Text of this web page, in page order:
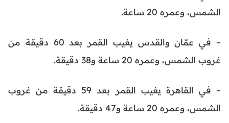
الشمس، وعمره 20 ساعة.
– في عمّان والقدس يغيب القمر بعد 60 دقيقة من
غروب الشمس، وعمره 20 ساعة و38 دقيقة.
– في القاهرة يغيب القمر بعد 59 دقيقة من غروب
الشمس، وعمره 20 ساعة و47 دقيقة.